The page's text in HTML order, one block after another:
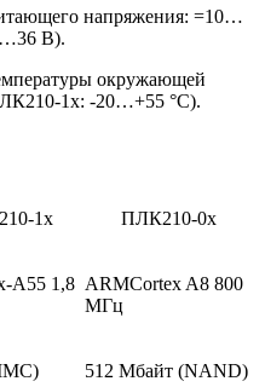
напряжения: =10…
В).
окружающей
1х: -20…+55 °С).
1х ПЛК210-0х
А55 1,8 ARMCortex A8 800
МГц
512 Мбайт (NAND)